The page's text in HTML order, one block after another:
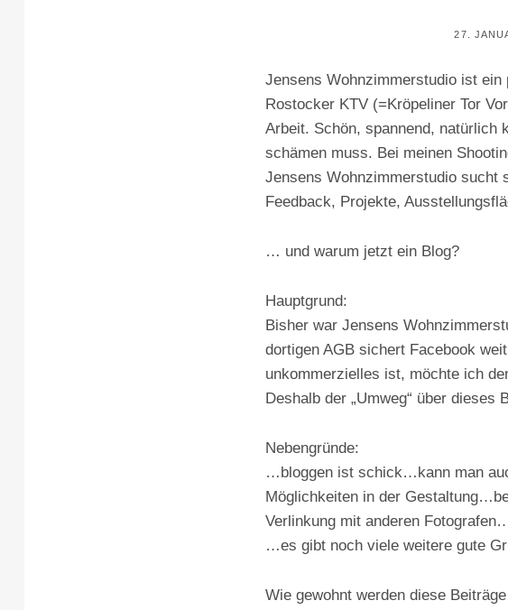
POSTED
27.
Jensens Wohnzimmerstudio ist
Rostocker KTV (=Kröpeliner Tor
Arbeit. Schön, spannend, natürlich
schämen muss. Bei meinen
Jensens Wohnzimmerstudio sucht
Feedback, Projekte,
… und warum jetzt ein Blog?
Hauptgrund:
Bisher war Jensens
dortigen AGB sichert Facebook
unkommerzielles ist, möchte ich
Deshalb der „Umweg“ über dieses
Nebengründe:
…bloggen ist schick…kann man
Möglichkeiten in der
Verlinkung mit anderen
…es gibt noch viele weitere gute
Wie gewohnt werden diese